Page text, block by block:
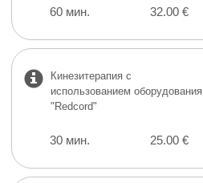
60 мин. 32.00 €
Кинезитерапия с
использованием оборудования
"Redcord"
30 мин. 25.00 €